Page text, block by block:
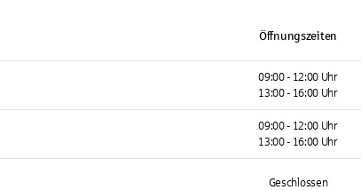
Öffnungszeiten
09:00 - 12:00 Uhr
13:00 - 16:00 Uhr
09:00 - 12:00 Uhr
13:00 - 16:00 Uhr
Geschlossen